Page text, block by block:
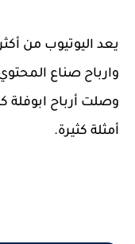
يعد اليوتيوب من
وارباح صناع
أمثلة كثيرة.